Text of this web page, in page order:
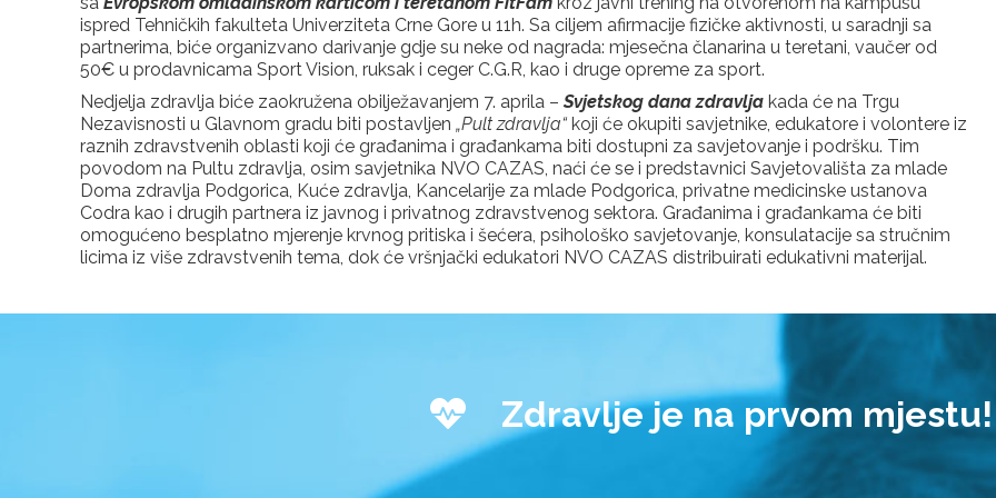
ispred Tehničkih fakulteta Univerziteta Crne Gore u 11h. Sa ciljem afirmacije fizičke aktivnosti, u saradnji sa
partnerima, biće organizvano darivanje gdje su neke od nagrada: mjesečna članarina u teretani, vaučer od
50€ u prodavnicama Sport Vision, ruksak i ceger C.G.R, kao i druge opreme za sport.
Nedjelja zdravlja biće zaokružena obilježavanjem 7. aprila –Svjetskog dana zdravlja kada će na Trgu
Nezavisnosti u Glavnom gradu biti postavljen „Pult zdravlja“ koji će okupiti savjetnike, edukatore i volontere iz
raznih zdravstvenih oblasti koji će građanima i građankama biti dostupni za savjetovanje i podršku. Tim
povodom na Pultu zdravlja, osim savjetnika NVO CAZAS, naći će se i predstavnici Savjetovališta za mlade
Doma zdravlja Podgorica, Kuće zdravlja, Kancelarije za mlade Podgorica, privatne medicinske ustanova
Codra kao i drugih partnera iz javnog i privatnog zdravstvenog sektora. Građanima i građankama će biti
omogućeno besplatno mjerenje krvnog pritiska i šećera, psihološko savjetovanje, konsulatacije sa stručnim
licima iz više zdravstvenih tema, dok će vršnjački edukatori NVO CAZAS distribuirati edukativni materijal.
Zdravlje je na prvom